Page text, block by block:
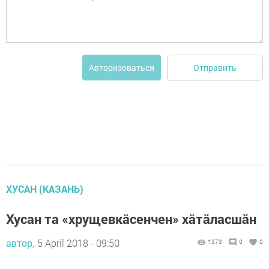
Авторизоваться Отправить
ХУСАН (КАЗАНЬ)
Хусан та «хрущевкăсенчен» хăтăласшăн
автор, 5 April 2018 - 09:50 1373 0 0